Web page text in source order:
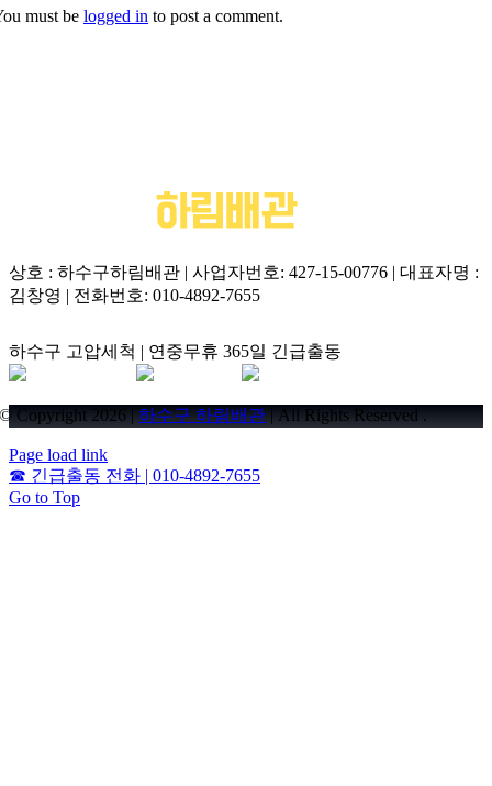
must be logged in to post a comment.
상호 : 하수구하림배관 | 사업자번호: 427-15-00776 | 대표자명 :
김창영 | 전화번호: 010-4892-7655
하수구 고압세척 | 연중무휴 365일 긴급출동
© Copyright 2026 |하수구 하림배관 | All Rights Reserved .
Page load link
☎ 긴급출동 전화 | 010-4892-7655
Go to Top